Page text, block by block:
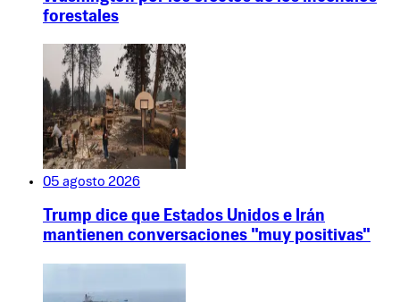
forestales
05 agosto 2026
Trump dice que Estados Unidos e Irán
mantienen conversaciones "muy positivas"